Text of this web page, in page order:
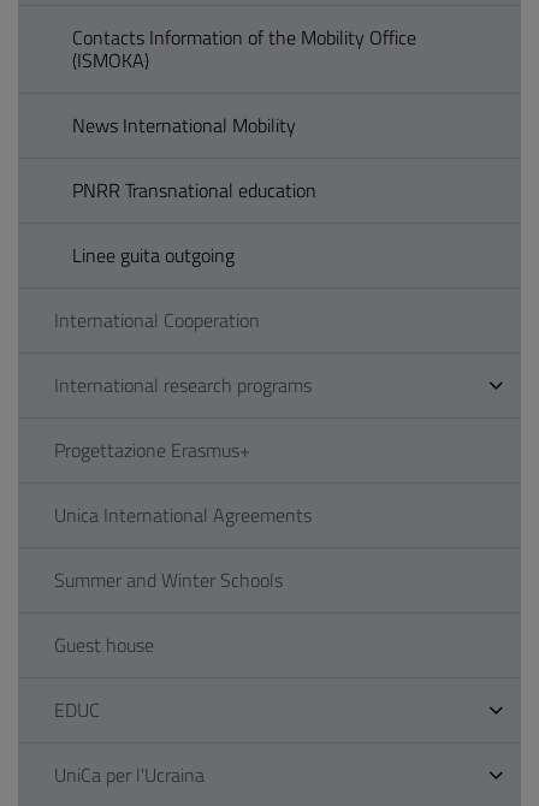
Contacts Information of the Mobility Office
(ISMOKA)
News International Mobility
PNRR Transnational education
Linee guita outgoing
International Cooperation
International research programs
Progettazione Erasmus+
Unica International Agreements
Summer and Winter Schools
Guest house
EDUC
UniCa per l'Ucraina